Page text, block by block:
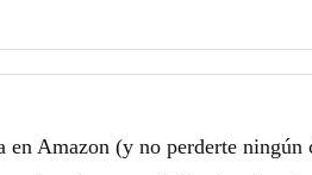
en Amazon (y no perderte ningún